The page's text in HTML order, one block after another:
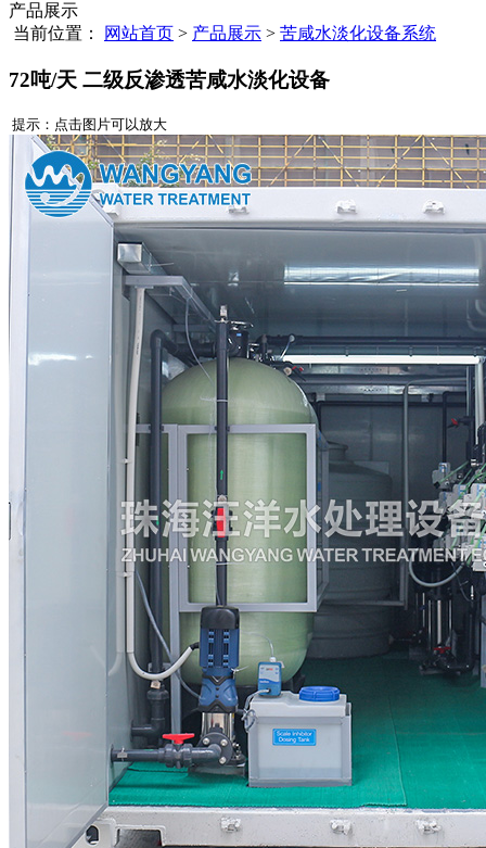
产品展示
当前位置：
网站首页 > 产品展示 > 苦咸水淡化设备系统
72吨/天 二级反渗透苦咸水淡化设备
提示：点击图片可以放大